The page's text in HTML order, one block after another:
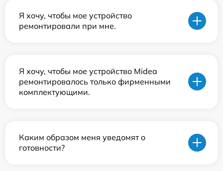
Я хочу, чтобы мое устройство
ремонтировали при мне.
Я хочу, чтобы мое устройство Midea
ремонтировалось только фирменными
комплектующими.
Каким образом меня уведомят о
готовности?